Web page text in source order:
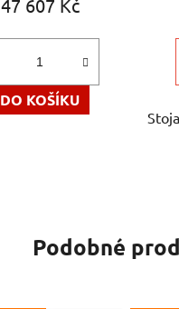
47 607 Kč
DO KOŠÍKU
Podobné